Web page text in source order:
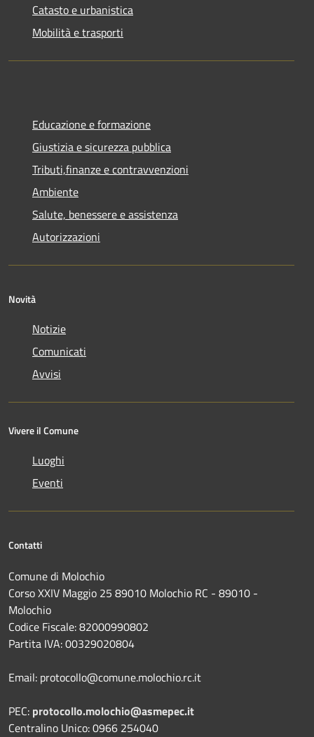
Catasto e urbanistica
Mobilità e trasporti
Educazione e formazione
Giustizia e sicurezza pubblica
Tributi,finanze e contravvenzioni
Ambiente
Salute, benessere e assistenza
Autorizzazioni
Novità
Notizie
Comunicati
Avvisi
Vivere il Comune
Luoghi
Eventi
Contatti
Comune di Molochio
Corso XXIV Maggio 25 89010 Molochio RC - 89010 -
Molochio
Codice Fiscale: 82000990802
Partita IVA: 00329020804
Email: protocollo@comune.molochio.rc.it
PEC: protocollo.molochio@asmepec.it
Centralino Unico: 0966 254040